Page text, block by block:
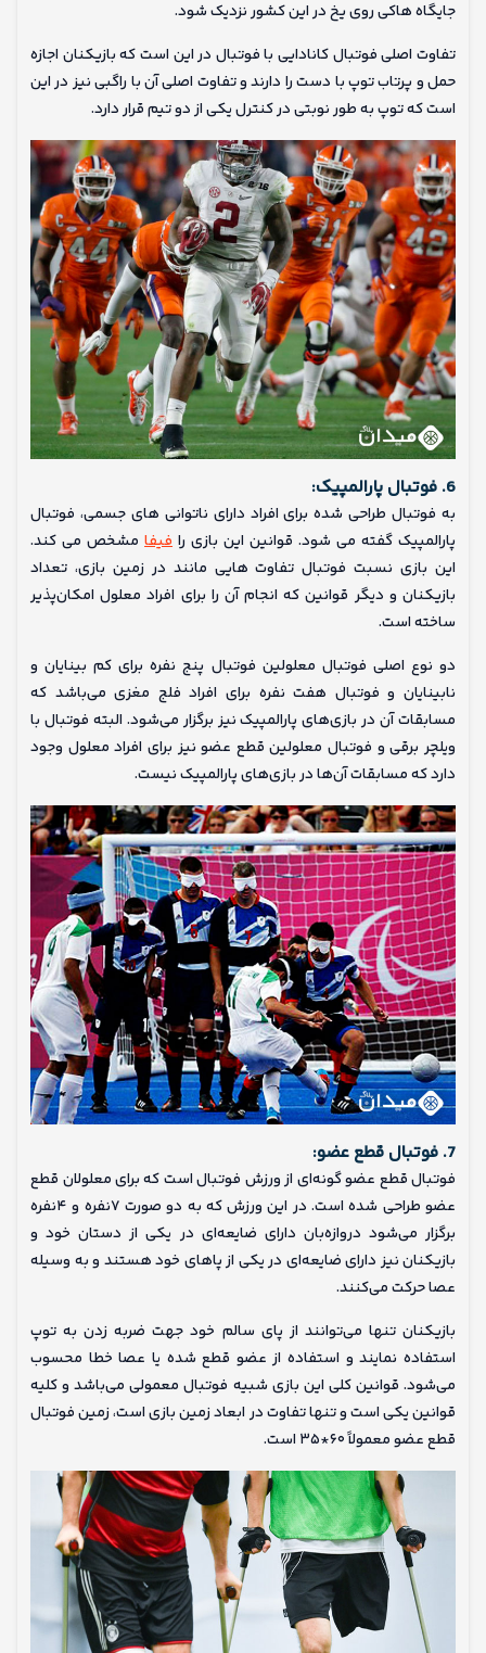
جایگاه هاکی روی یخ در این کشور نزدیک شود.
تفاوت اصلی فوتبال کانادایی با فوتبال در این است که بازیکنان اجازه
حمل و پرتاب توپ با دست را دارند و تفاوت اصلی آن با راگبی نیز در این
است که توپ به طور نوبتی در کنترل یکی از دو تیم قرار دارد.
6. فوتبال پارالمپیک:
به فوتبال طراحی شده برای افراد دارای ناتوانی های جسمی، فوتبال
پارالمپیک گفته می شود. قوانین این بازی را فیفامشخص می کند.
این بازی نسبت فوتبال تفاوت هایی مانند در زمین بازی، تعداد
بازیکنان و دیگر قوانین که انجام آن را برای افراد معلول امکان‌پذیر
ساخته است.
دو نوع اصلی فوتبال معلولین فوتبال پنج نفره برای کم بینایان و
نابینایان و فوتبال هفت نفره برای افراد فلج مغزی می‌باشد که
مسابقات آن در بازی‌های پارالمپیک نیز برگزار می‌شود. البته فوتبال با
ویلچر برقی و فوتبال معلولین قطع عضو نیز برای افراد معلول وجود
دارد که مسابقات آن‌ها در بازی‌های پارالمپیک نیست.
7. فوتبال قطع عضو:
فوتبال قطع عضو گونه‌ای از ورزش فوتبال است که برای معلولان قطع
عضو طراحی شده‌ است. در این ورزش که به دو صورت ۷نفره و ۴نفره
برگزار می‌شود دروازه‌بان دارای ضایعه‌ای در یکی از دستان خود و
بازیکنان نیز دارای ضایعه‌ای در یکی از پاهای خود هستند و به وسیله
عصا حرکت می‌کنند.
بازیکنان تنها می‌توانند از پای سالم خود جهت ضربه زدن به توپ
استفاده نمایند و استفاده از عضو قطع شده یا عصا خطا محسوب
می‌شود. قوانین کلی این بازی شبیه فوتبال معمولی می‌باشد و کلیه
قوانین یکی است و تنها تفاوت در ابعاد زمین بازی است، زمین فوتبال
قطع عضو معمولاً ۶۰*۳۵ است.